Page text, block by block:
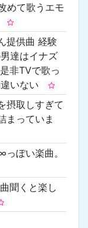
めて歌うエモ
提供曲 経験
達はイナズ
非TVで歌っ
いない
摂取しすぎて
まっていま
ぽい楽曲。
聞くと楽し